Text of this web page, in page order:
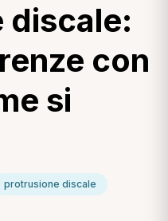
discale:
con
si
protrusione discale